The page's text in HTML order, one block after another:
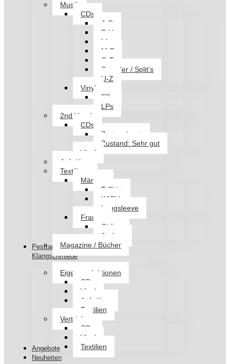
Musik
CDs
A-D
E-H
I-L
M-P
Q-T
Sampler / Split’s
U-Z
Vinyl
EPs
LPs
2nd Hand
CDs
Zustand: gut
Zustand: Sehr gut
Vinyl
Aufnäher
Textilien
Männer
T-Shirt
KAPU
Longsleeve
Frauen
Girlies
Jacken
Magazine / Bücher
Pesttanz
Klangschmiede
Eigenproduktionen
CDs
Vinyl
Aufnäher
Textilien
Vertrieb
CDs
Vinyl
Textilien
Angebote
Neuheiten